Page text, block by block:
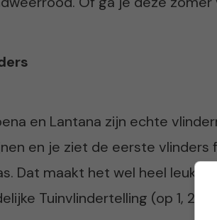
en Lantana zijn echte
en je ziet de eerste
Dat maakt het wel heel leuk
Tuinvlindertelling (op 1, 2